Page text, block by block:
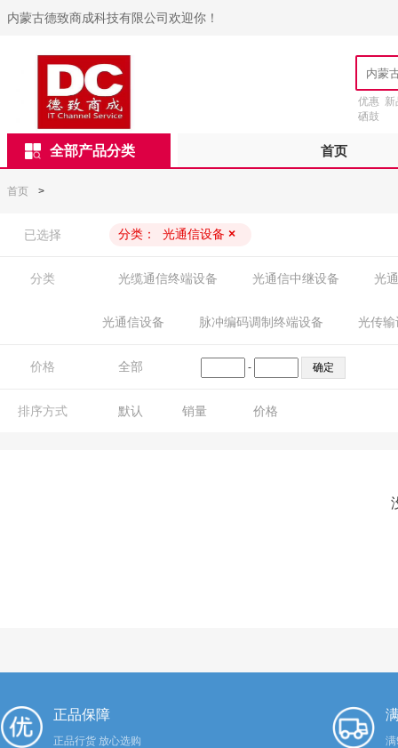
内蒙古德致商成科技有限公司欢迎你！
优惠 新
硒鼓
全部产品分类 首页
首页 >
已选择 分类： 光通信设备 ×
分类 光缆通信终端设备 光通信中继设备 光
光通信设备 脉冲编码调制终端设备 光传输
价格 全部 -
排序方式 默认 销量 价格
正品保障
正品行货 放心选购